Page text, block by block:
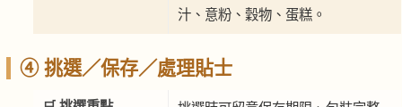
汁、意粉、穀物、蛋糕。
④ 挑選／保存／處理貼士